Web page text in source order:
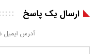
ارسال یک پاسخ
آدرس ایمیل